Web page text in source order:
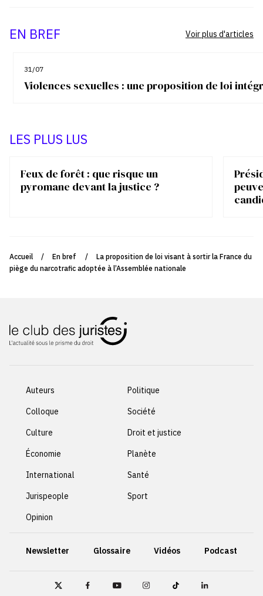
EN BREF
31/07
Violences sexuelles : une proposition de loi
Voir plus d'articles
LES PLUS LUS
Feux de forêt : que risque un
pyromane devant la justice ?
Accueil / En bref /
La proposition de loi visant à sortir la France du
piège du narcotrafic adoptée à l’Assemblée nationale
Auteurs
Colloque
Culture
Économie
International
Jurispeople
Opinion
Politique
Société
Droit et justice
Planète
Santé
Sport
Newsletter Glossaire Vidéos Podcast